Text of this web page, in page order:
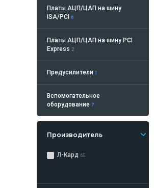
Платы АЦП/ЦАП на шину
ISA/PCI
6
Платы АЦП/ЦАП на шину PCI
Express 2
Предусилители 1
Вспомогательное
оборудование 7
Производитель
Л-Кард 65